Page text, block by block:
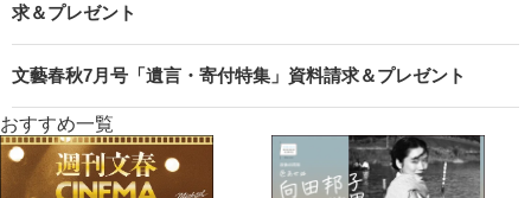
求＆プレゼント
文藝春秋7月号「遺言・寄付特集」資料請求＆プレゼント
おすすめ一覧